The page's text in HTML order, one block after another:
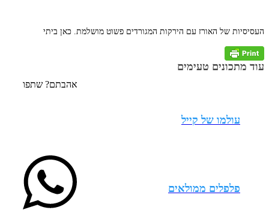
העסיסיות של האורז עם הירקות המגורדים פשוט מושלמת. כאן ביתי
עוד מתכונים טעימים
עולמו של קייל
פלפלים ממולאים
אהבתם? שתפו